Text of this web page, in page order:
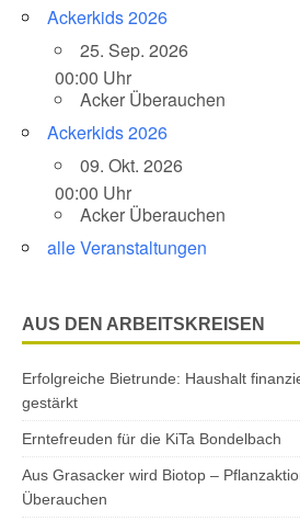
Ackerkids 2026
25. Sep. 2026
00:00 Uhr
Acker Überauchen
Ackerkids 2026
09. Okt. 2026
00:00 Uhr
Acker Überauchen
alle Veranstaltungen
AUS DEN ARBEITSKREISEN
Erfolgreiche Bietrunde: Haushalt
gestärkt
Erntefreuden für die KiTa Bondelbach
Aus Grasacker wird Biotop –
Überauchen